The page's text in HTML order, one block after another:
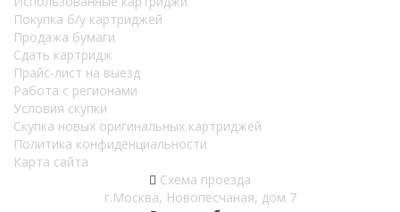
Покупка б/у картриджей
Продажа бумаги
Сдать картридж
Прайс-лист на выезд
Работа с регионами
Условия скупки
Скупка новых оригинальных картриджей
Политика конфиденциальности
Карта сайта
Схема проезда
г.Москва, Новопесчаная, дом 7